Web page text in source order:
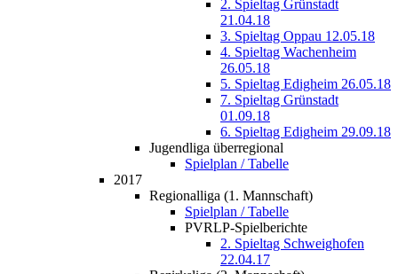
2. Spieltag Grünstadt
21.04.18
3. Spieltag Oppau 12.05.18
4. Spieltag Wachenheim
26.05.18
5. Spieltag Edigheim 26.05.18
7. Spieltag Grünstadt
01.09.18
6. Spieltag Edigheim 29.09.18
Jugendliga überregional
Spielplan / Tabelle
2017
Regionalliga (1. Mannschaft)
Spielplan / Tabelle
PVRLP-Spielberichte
2. Spieltag Schweighofen
22.04.17